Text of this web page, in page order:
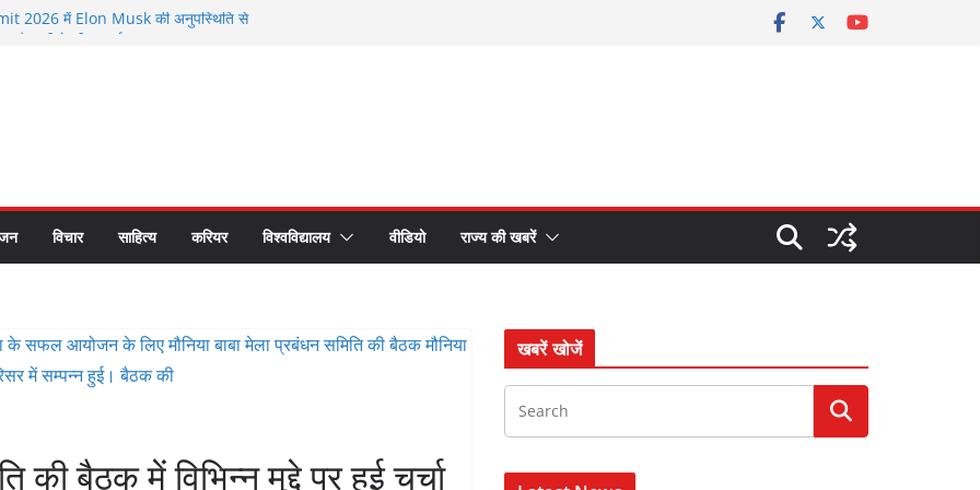
2026 में Elon Musk की अनुपस्थिति से
लोक अदालत के प्रचार प्रसार के लिए रथ रवाना
डॉ. राजकुमार चौधरी ने किया सम्मान
विचार साहित्य करियर विश्वविद्यालय वीडियो राज्य की खबरें
की बैठक में विभिन्न मुद्दे पर हुई चर्चा
खबरें खोजें